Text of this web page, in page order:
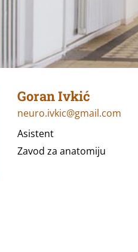
Goran Ivkić
neuro.ivkic@gmail.com
Asistent
Zavod za anatomiju